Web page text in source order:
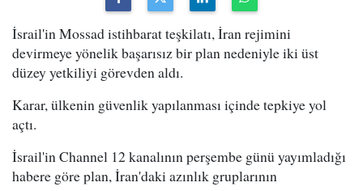
İsrail'in Mossad istihbarat teşkilatı, İran rejimini
devirmeye yönelik başarısız bir plan nedeniyle iki üst
düzey yetkiliyi görevden aldı.
Karar, ülkenin güvenlik yapılanması içinde tepkiye yol
açtı.
İsrail'in Channel 12 kanalının perşembe günü yayımladığı
habere göre plan, İran'daki azınlık gruplarının